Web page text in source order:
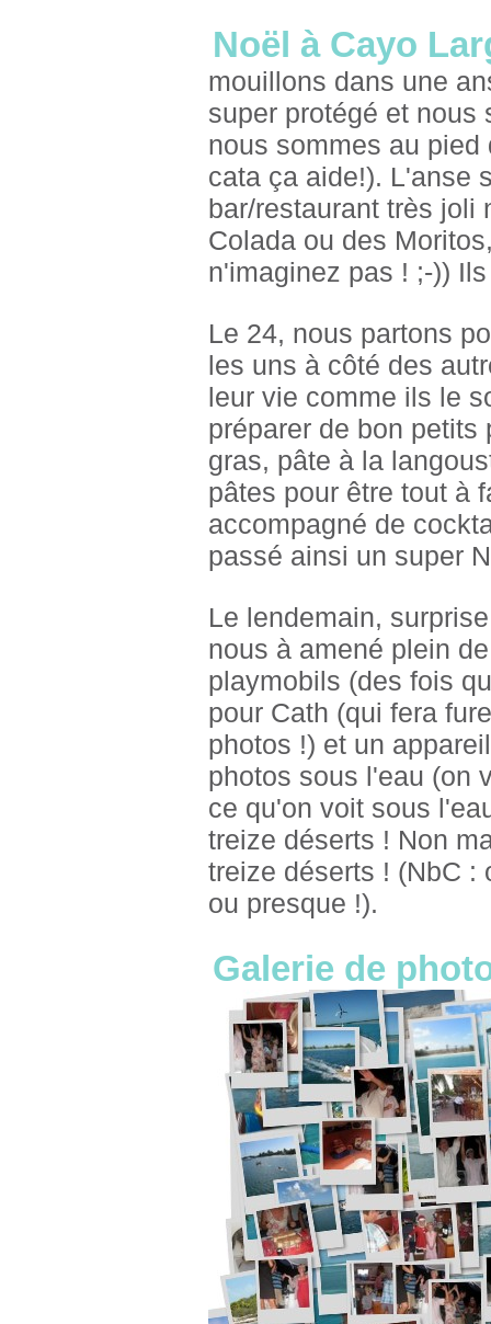
Noël à Cayo
mouillons dans une
super protégé et
nous sommes au
cata ça aide!). L'anse
bar/restaurant très joli
Colada ou des
n'imaginez pas ! ;-))
Le 24, nous partons
les uns à côté des
leur vie comme ils le
préparer de bon petits
gras, pâte à la
pâtes pour être tout à
accompagné de
passé ainsi un super
Le lendemain,
nous à amené plein
playmobils (des fois
pour Cath (qui fera
photos !) et un
photos sous l'eau (on
ce qu'on voit sous
treize déserts ! Non
treize déserts ! (NbC :
ou presque !).
Galerie de